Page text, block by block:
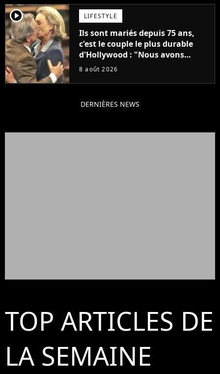
player2 LIFESTYLE
Ils sont mariés depuis 75 ans,
c'est le couple le plus durable
d'Hollywood : "Nous avons
avancé jour après jour, et les
décennies"
8 août 2026
DERNIÈRES NEWS
TOP ARTICLES DE
LA SEMAINE